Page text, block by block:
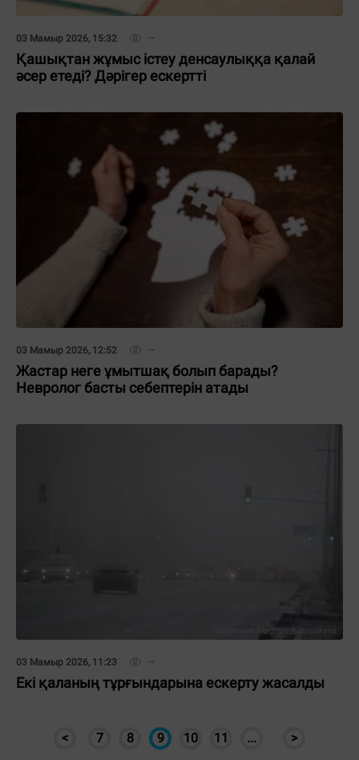
03 Мамыр 2026, 15:32
Қашықтан жұмыс істеу денсаулыққа қалай
әсер етеді? Дәрігер ескертті
03 Мамыр 2026, 12:52
Жастар неге ұмытшақ болып барады?
Невролог басты себептерін атады
03 Мамыр 2026, 11:23
Екі қаланың тұрғындарына ескерту жасалды
< 7 8 9 10 11 ... >